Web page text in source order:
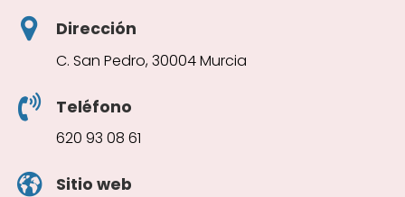
Dirección
C. San Pedro, 30004 Murcia
Teléfono
620 93 08 61
Sitio web